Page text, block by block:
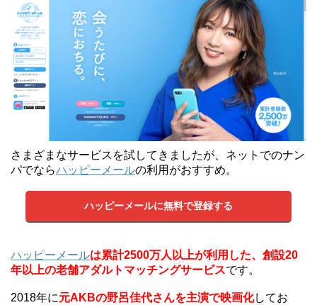
さまざまなサービスを試してきましたが、ネットでのナン
パでならハッピーメールの利用がおすすめ。
ハッピーメールに無料で登録する
ハッピーメールは累計2500万人以上が利用した、創設20
年以上の老舗アダルトマッチングサービスです。
2018年に元AKBの野呂佳代さんを主演で映画化してお